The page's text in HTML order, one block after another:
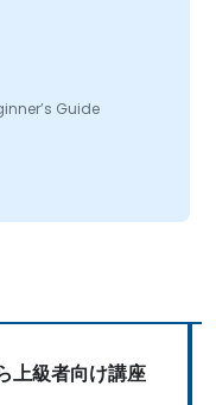
Guide
上級者向け講座